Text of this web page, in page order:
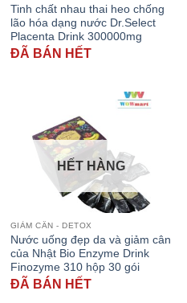
Tinh chất nhau thai heo chống
lão hóa dạng nước Dr.Select
Placenta Drink 300000mg
ĐÃ BÁN HẾT
HẾT HÀNG
GIẢM CÂN - DETOX
Nước uống đẹp da và giảm cân
của Nhật Bio Enzyme Drink
Finozyme 310 hộp 30 gói
ĐÃ BÁN HẾT